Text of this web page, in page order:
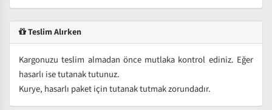
Teslim Alırken
Kargonuzu teslim almadan önce mutlaka kontrol ediniz. Eğer
hasarlı ise tutanak tutunuz.
Kurye, hasarlı paket için tutanak tutmak zorundadır.